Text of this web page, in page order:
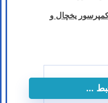
یخچال و
...